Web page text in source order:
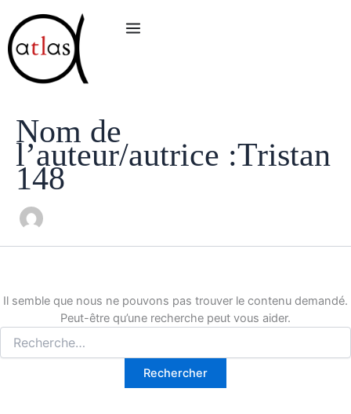
au
contenu
Nom de
l’auteur/autrice :Tristan
148
Il semble que nous ne pouvons pas trouver le contenu demandé.
Peut-être qu’une recherche peut vous aider.